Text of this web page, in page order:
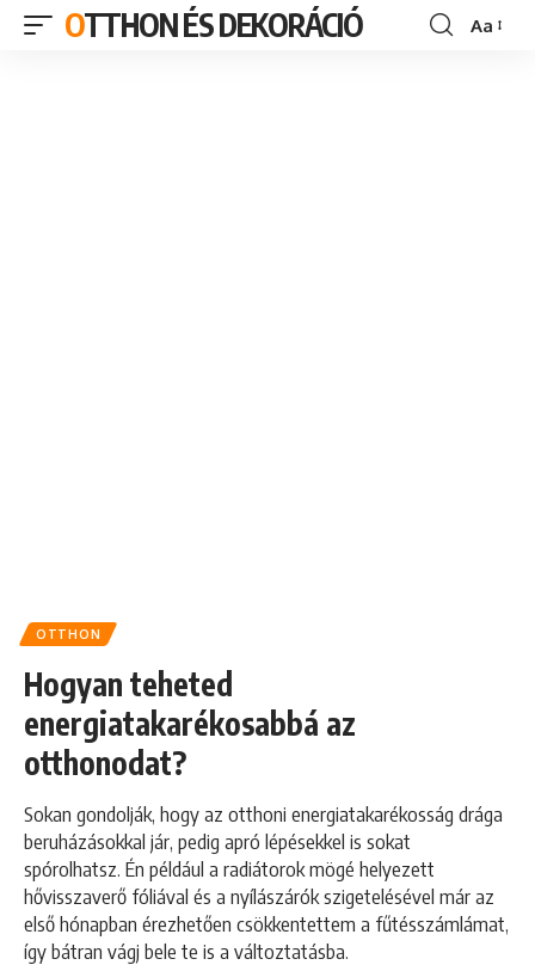
OTTHON ÉS DEKORÁCIÓ
Font
Aa
OTTHON
Hogyan teheted
energiatakarékosabbá az
otthonodat?
Sokan gondolják, hogy az otthoni energiatakarékosság drága
beruházásokkal jár, pedig apró lépésekkel is sokat
spórolhatsz. Én például a radiátorok mögé helyezett
hővisszaverő fóliával és a nyílászárók szigetelésével már az
első hónapban érezhetően csökkentettem a fűtésszámlámat,
így bátran vágj bele te is a változtatásba.